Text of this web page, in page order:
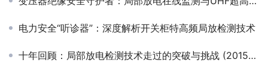
电力安全“听诊器”：深度解析开关柜特高频局放检测技术
十年回顾：局部放电检测技术走过的突破与挑战 (2015-2025)